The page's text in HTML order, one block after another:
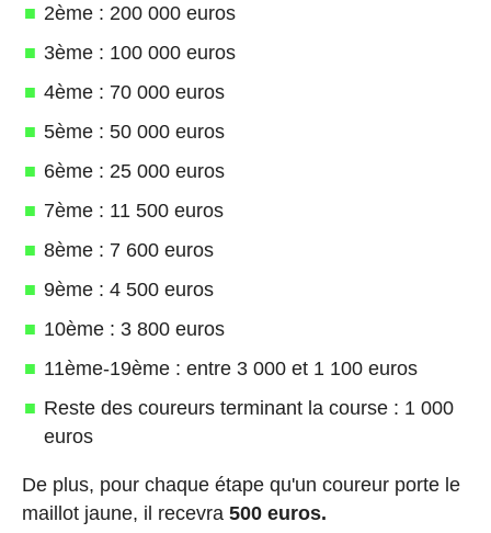
2ème : 200 000 euros
3ème : 100 000 euros
4ème : 70 000 euros
5ème : 50 000 euros
6ème : 25 000 euros
7ème : 11 500 euros
8ème : 7 600 euros
9ème : 4 500 euros
10ème : 3 800 euros
11ème-19ème : entre 3 000 et 1 100 euros
Reste des coureurs terminant la course : 1 000
euros
De plus, pour chaque étape qu'un coureur porte le
maillot jaune, il recevra 500 euros.